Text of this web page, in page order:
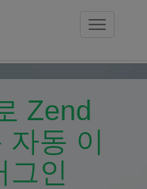
Toggle
Zend
동 이
그인